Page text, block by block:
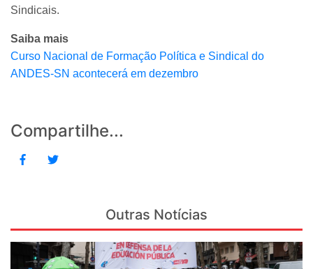
Sindicais.
Saiba mais
Curso Nacional de Formação Política e Sindical do
ANDES-SN acontecerá em dezembro
Compartilhe...
Outras Notícias